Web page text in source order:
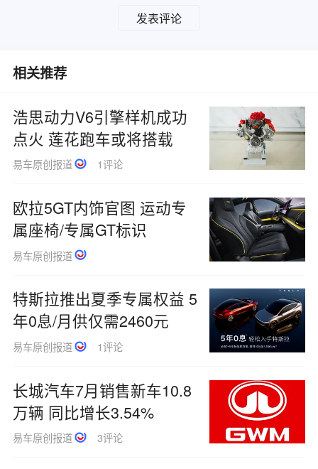
发表评论
相关推荐
浩思动力V6引擎样机成功
点火 莲花跑车或将搭载
易车原创报道 1评论
欧拉5GT内饰官图 运动专
属座椅/专属GT标识
易车原创报道
特斯拉推出夏季专属权益 5
年0息/月供仅需2460元
易车原创报道 1评论
长城汽车7月销售新车10.8
万辆 同比增长3.54%
易车原创报道 3评论